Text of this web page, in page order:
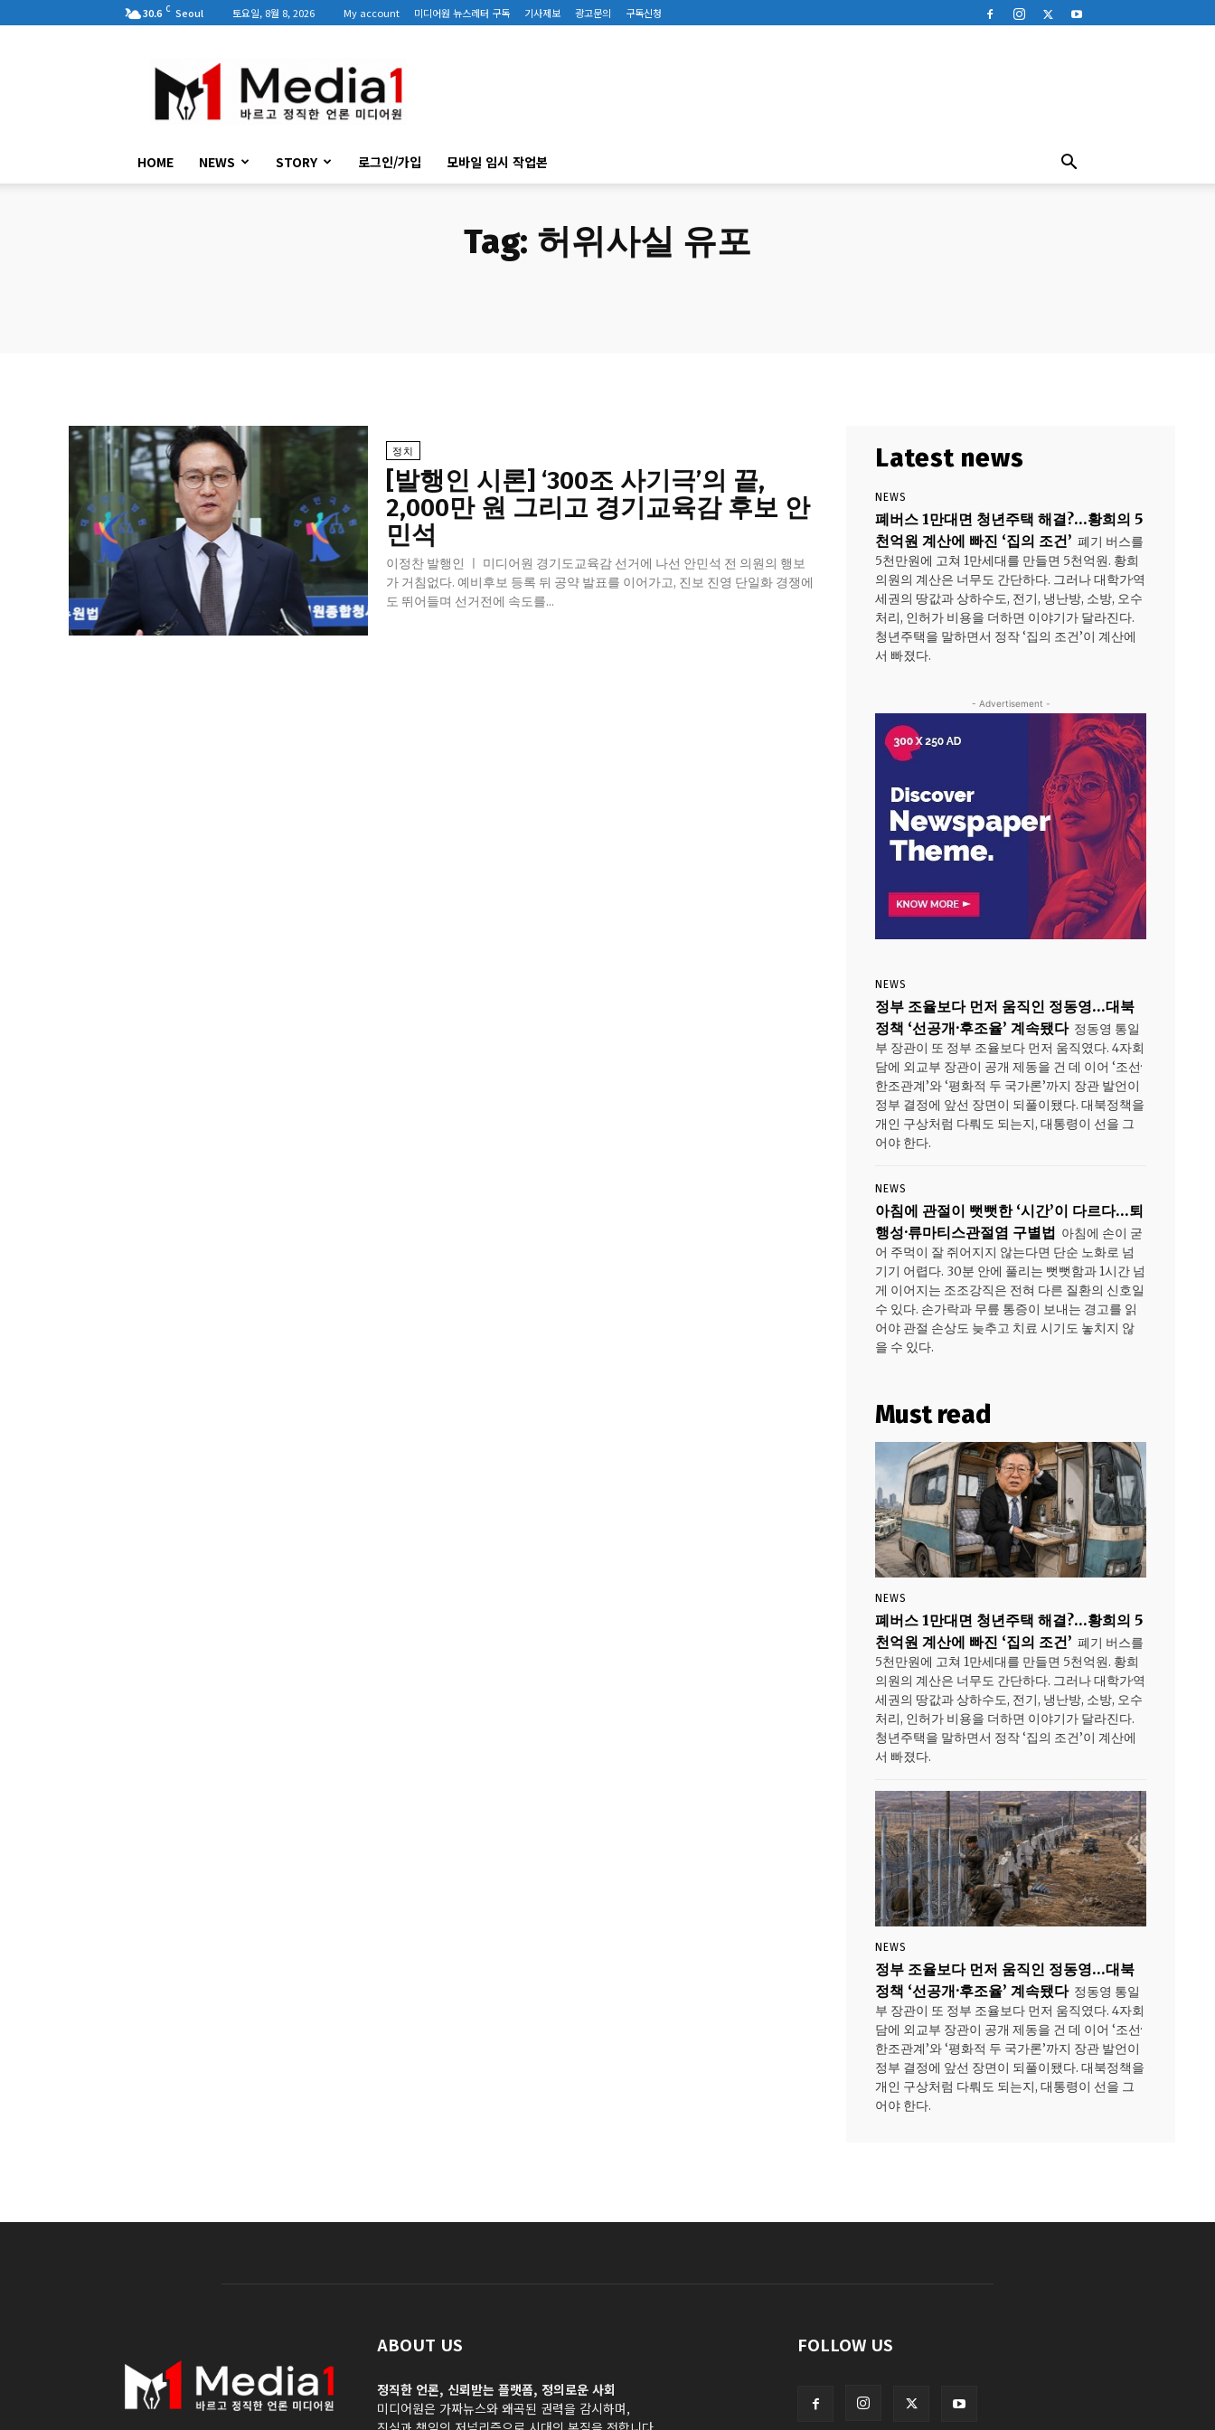
30.6 C Seoul 토요일, 8월 8, 2026 My account 미디어원 뉴스레터 구독 기사제보 광고문의 구독신청
디
어
원
HOME NEWS STORY 로그인/가입 모바일 임시 작업본
Tag: 허위사실 유포
정치
[발행인 시론] ‘300조 사기극’의 끝,
2,000만 원 그리고 경기교육감 후보 안
민석
이정찬 발행인 ㅣ 미디어원 경기도교육감 선거에 나선 안민석 전 의원의 행보
가 거침없다. 예비후보 등록 뒤 공약 발표를 이어가고, 진보 진영 단일화 경쟁에
도 뛰어들며 선거전에 속도를...
Latest news
NEWS
폐버스 1만대면 청년주택 해결?…황희의 5
천억원 계산에 빠진 ‘집의 조건’ 폐기 버스를
5천만원에 고쳐 1만세대를 만들면 5천억원. 황희
의원의 계산은 너무도 간단하다. 그러나 대학가·역
세권의 땅값과 상하수도, 전기, 냉난방, 소방, 오수
처리, 인허가 비용을 더하면 이야기가 달라진다.
청년주택을 말하면서 정작 ‘집의 조건’이 계산에
서 빠졌다.
- Advertisement -
NEWS
정부 조율보다 먼저 움직인 정동영…대북
정책 ‘선공개·후조율’ 계속됐다 정동영 통일
부 장관이 또 정부 조율보다 먼저 움직였다. 4자회
담에 외교부 장관이 공개 제동을 건 데 이어 ‘조선·
한조관계’와 ‘평화적 두 국가론’까지 장관 발언이
정부 결정에 앞선 장면이 되풀이됐다. 대북정책을
개인 구상처럼 다뤄도 되는지, 대통령이 선을 그
어야 한다.
NEWS
아침에 관절이 뻣뻣한 ‘시간’이 다르다…퇴
행성·류마티스관절염 구별법 아침에 손이 굳
어 주먹이 잘 쥐어지지 않는다면 단순 노화로 넘
기기 어렵다. 30분 안에 풀리는 뻣뻣함과 1시간 넘
게 이어지는 조조강직은 전혀 다른 질환의 신호일
수 있다. 손가락과 무릎 통증이 보내는 경고를 읽
어야 관절 손상도 늦추고 치료 시기도 놓치지 않
을 수 있다.
Must read
NEWS
폐버스 1만대면 청년주택 해결?…황희의 5
천억원 계산에 빠진 ‘집의 조건’ 폐기 버스를
5천만원에 고쳐 1만세대를 만들면 5천억원. 황희
의원의 계산은 너무도 간단하다. 그러나 대학가·역
세권의 땅값과 상하수도, 전기, 냉난방, 소방, 오수
처리, 인허가 비용을 더하면 이야기가 달라진다.
청년주택을 말하면서 정작 ‘집의 조건’이 계산에
서 빠졌다.
NEWS
정부 조율보다 먼저 움직인 정동영…대북
정책 ‘선공개·후조율’ 계속됐다 정동영 통일
부 장관이 또 정부 조율보다 먼저 움직였다. 4자회
담에 외교부 장관이 공개 제동을 건 데 이어 ‘조선·
한조관계’와 ‘평화적 두 국가론’까지 장관 발언이
정부 결정에 앞선 장면이 되풀이됐다. 대북정책을
개인 구상처럼 다뤄도 되는지, 대통령이 선을 그
어야 한다.
ABOUT US
정직한 언론, 신뢰받는 플랫폼, 정의로운 사회
미디어원은 가짜뉴스와 왜곡된 권력을 감시하며,
FOLLOW US